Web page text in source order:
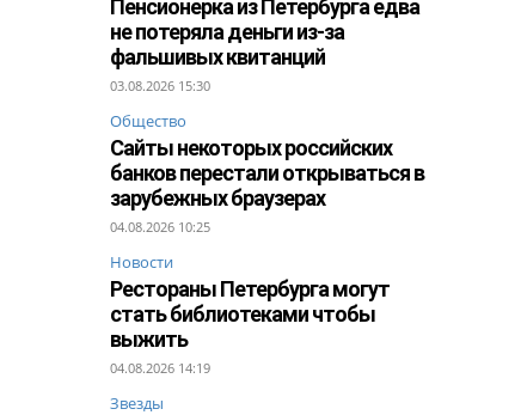
Пенсионерка из Петербурга едва
не потеряла деньги из-за
фальшивых квитанций
03.08.2026 15:30
Общество
Сайты некоторых российских
банков перестали открываться в
зарубежных браузерах
04.08.2026 10:25
Новости
Рестораны Петербурга могут
стать библиотеками чтобы
выжить
04.08.2026 14:19
Звезды